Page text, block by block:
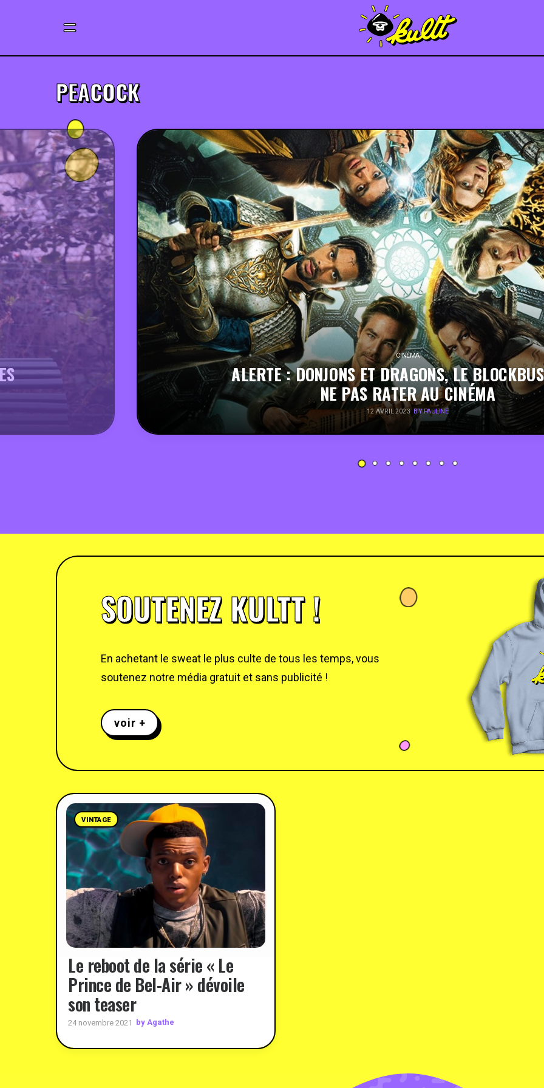
PEACOCK
CINÉMA
ALERTE : DONJONS ET DRAGONS, LE
NE PAS RATER AU CINÉMA
12 AVRIL 2023 BY PAULINE
SOUTENEZ KULTT !
En achetant le sweat le plus culte de tous les temps, vous
soutenez notre média gratuit et sans publicité !
voir +
VINTAGE
Le reboot de la série « Le
Prince de Bel-Air » dévoile
son teaser
24 novembre 2021 by Agathe